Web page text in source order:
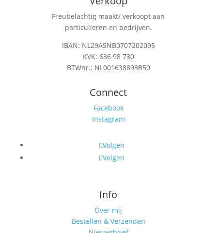
Freubelachtig maakt/ verkoopt aan
particulieren en bedrijven.
IBAN: NL29ASNB0707202095
KVK: 636 98 730
BTWnr.: NL001638893B50
Connect
Facebook
Instagram
Volgen
Volgen
Info
Over mij
Bestellen & Verzenden